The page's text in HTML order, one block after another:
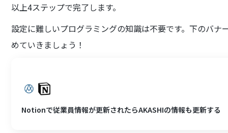
以上4ステップで完了します。
設定に難しいプログラミングの知識は不要です。下のバ
めていきましょう！
Notionで従業員情報が更新されたらAKASHIの情報も更新する